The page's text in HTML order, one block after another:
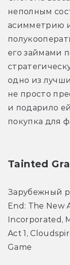
неполным
асимметрию
его займами
одно из
не просто
и подарило
покупка для
Tainted
Зарубежный
End: The New
Incorporated,
Act 1,
Game